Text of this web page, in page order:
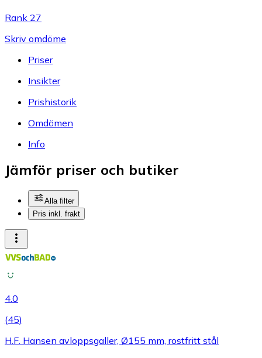
Rank 27
Skriv omdöme
Priser
Insikter
Prishistorik
Omdömen
Info
Jämför priser och butiker
Alla filter
Pris inkl. frakt
4.0
(45)
H.F. Hansen avloppsgaller, Ø155 mm, rostfritt stål